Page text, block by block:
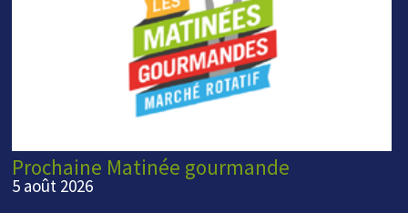
Prochaine Matinée gourmande
5 août 2026